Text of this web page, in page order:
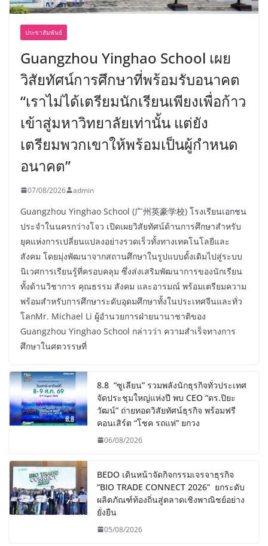
ประชาสัมพันธ์
Guangzhou Yinghao School เผย
วิสัยทัศน์การศึกษาที่พร้อมรับอนาคต
“เราไม่ได้เตรียมนักเรียนเพียงเพื่อก้าว
เข้าสู่มหาวิทยาลัยเท่านั้น แต่ยัง
เตรียมพวกเขาให้พร้อมเป็นผู้กำหนด
อนาคต”
07/08/2026 admin
Guangzhou Yinghao School (广州英豪学校) โรงเรียนเอกชน
ประจำในนครกว่างโจว เปิดเผยวิสัยทัศน์ด้านการศึกษาสำหรับ
ยุคแห่งการเปลี่ยนแปลงอย่างรวดเร็วทั้งทางเทคโนโลยีและ
สังคม โดยมุ่งพัฒนาจากสถานศึกษาในรูปแบบดั้งเดิมไปสู่ระบบ
นิเวศการเรียนรู้ที่ครอบคลุม ซึ่งส่งเสริมพัฒนาการของนักเรียน
ทั้งด้านวิชาการ คุณธรรม สังคม และอารมณ์ พร้อมเตรียมความ
พร้อมสำหรับการศึกษาระดับอุดมศึกษาทั้งในประเทศจีนและทั่ว
โลกMr. Michael Li ผู้อำนวยการฝ่ายนานาชาติของ
Guangzhou Yinghao School กล่าวว่า ความสำเร็จทางการ
ศึกษาในศตวรรษที่
8.8 “ซูเลียน” รวมพลังนักธุรกิจทั่วประเทศ
จัดประชุมใหญ่แห่งปี พบ CEO “ดร.ปิยะ
วัฒน์” ถ่ายทอดวิสัยทัศน์ธุรกิจ พร้อมฟรี
คอนเสิร์ต “โชค รถแห่” ยกวง
06/08/2026
BEDO เดินหน้าจัดกิจกรรมเจรจาธุรกิจ
“BIO TRADE CONNECT 2026” ยกระดับ
ผลิตภัณฑ์ท้องถิ่นสู่ตลาดเชิงพาณิชย์อย่าง
ยั่งยืน
05/08/2026